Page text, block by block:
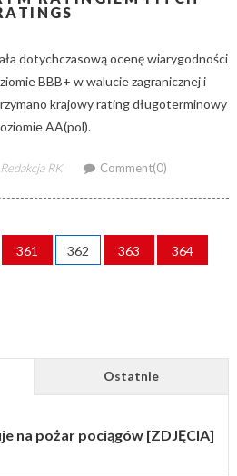
dotychczasową ocenę wiarygodności
BBB+ w walucie zagranicznej i
krajowy rating długoterminowy
AA(pol).
Author
Redakcja RK Comment(0)
361 362 363
364
Ostatnie
na pożar pociągów [ZDJĘCIA]